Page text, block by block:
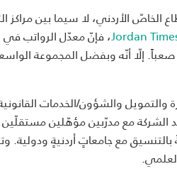
الخاصّ الأردني، لا سيما بين
، فإنّ معدّل الرواتب في
إلّا أنّه وبفضل المجموعة
والشؤون/الخدمات
الشركة مع مدرّبين مؤهّلين
مع جامعاتٍ أردنيةٍ ودولية.